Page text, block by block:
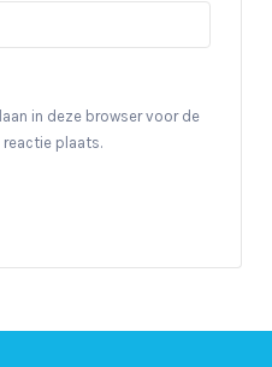
in deze browser voor de
reactie plaats.